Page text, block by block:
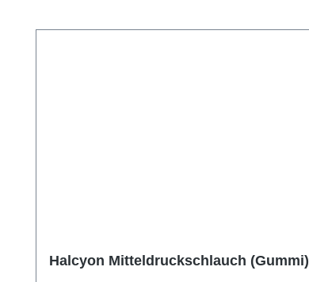
Halcyon Mitteldruckschlauch (Gummi)